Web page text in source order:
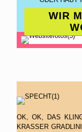
WIR
OK, OK, DAS
KRASSER